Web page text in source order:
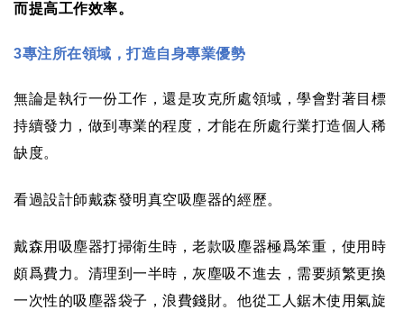
而提高工作效率。
3專注所在領域，打造自身專業優勢
無論是執行一份工作，還是攻克所處領域，學會對著目標
持續發力，做到專業的程度，才能在所處行業打造個人稀
缺度。
看過設計師戴森發明真空吸塵器的經歷。
戴森用吸塵器打掃衛生時，老款吸塵器極爲笨重，使用時
頗爲費力。清理到一半時，灰塵吸不進去，需要頻繁更換
一次性的吸塵器袋子，浪費錢財。他從工人鋸木使用氣旋